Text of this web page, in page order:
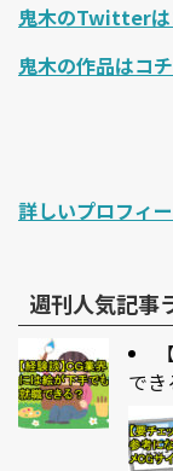
鬼木のTwitterは
鬼木の作品はコ
詳しいプロフィ
週刊人気記事
でき